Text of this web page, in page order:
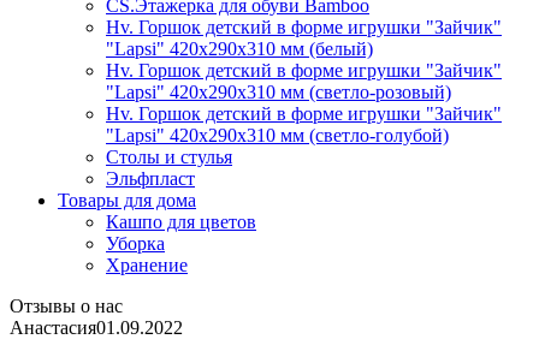
CS.Этажерка для обуви Bamboo
Hv. Горшок детский в форме игрушки "Зайчик"
"Lapsi" 420х290х310 мм (белый)
Hv. Горшок детский в форме игрушки "Зайчик"
"Lapsi" 420х290х310 мм (светло-розовый)
Hv. Горшок детский в форме игрушки "Зайчик"
"Lapsi" 420х290х310 мм (светло-голубой)
Столы и стулья
Эльфпласт
Товары для дома
Кашпо для цветов
Уборка
Хранение
Отзывы о нас
Анастасия01.09.2022